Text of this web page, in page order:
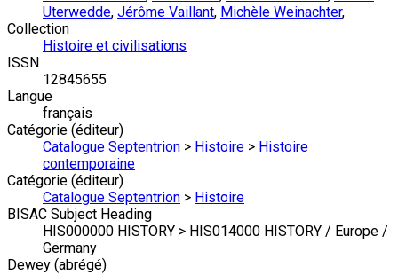
Uterwedde, Jérôme Vaillant, Michèle Weinachter,
Collection
Histoire et civilisations
ISSN
12845655
Langue
français
Catégorie (éditeur)
Catalogue Septentrion > Histoire > Histoire
contemporaine
Catégorie (éditeur)
Catalogue Septentrion > Histoire
BISAC Subject Heading
HIS000000 HISTORY > HIS014000 HISTORY / Europe /
Germany
Dewey (abrégé)